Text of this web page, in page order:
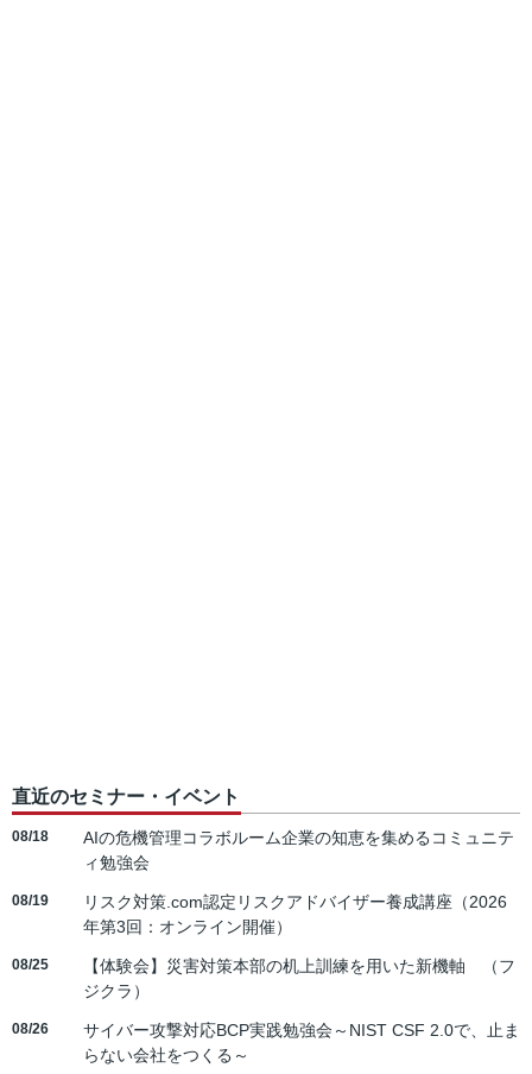
直近のセミナー・イベント
08/18
AIの危機管理コラボルーム企業の知恵を集めるコミュニテ
ィ勉強会
08/19
リスク対策.com認定リスクアドバイザー養成講座（2026
年第3回：オンライン開催）
08/25
【体験会】災害対策本部の机上訓練を用いた新機軸 （フ
ジクラ）
08/26
サイバー攻撃対応BCP実践勉強会～NIST CSF 2.0で、止ま
らない会社をつくる～